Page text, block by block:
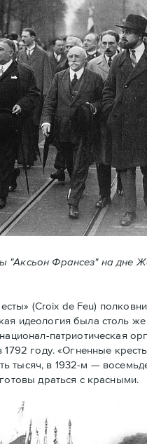
"Аксьон Франсез" на дне
(Croix de Feu)
идеология была столь
патриотическая
году. «Огненные
тысяч, в 1932-м —
драться с красными.